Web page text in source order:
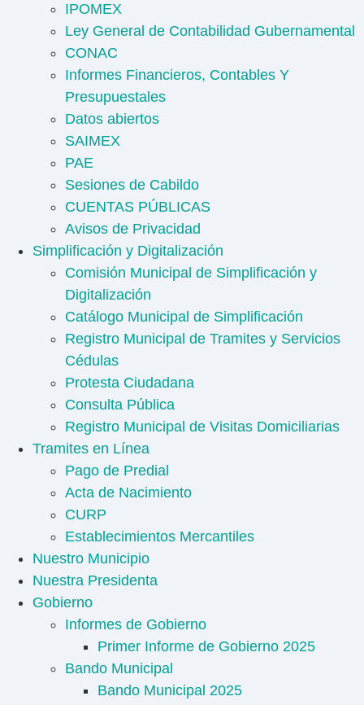
IPOMEX
Ley General de Contabilidad Gubernamental
CONAC
Informes Financieros, Contables Y
Presupuestales
Datos abiertos
SAIMEX
PAE
Sesiones de Cabildo
CUENTAS PÚBLICAS
Avisos de Privacidad
Simplificación y Digitalización
Comisión Municipal de Simplificación y
Digitalización
Catálogo Municipal de Simplificación
Registro Municipal de Tramites y Servicios
Cédulas
Protesta Ciudadana
Consulta Pública
Registro Municipal de Visitas Domiciliarias
Tramites en Línea
Pago de Predial
Acta de Nacimiento
CURP
Establecimientos Mercantiles
Nuestro Municipio
Nuestra Presidenta
Gobierno
Informes de Gobierno
Primer Informe de Gobierno 2025
Bando Municipal
Bando Municipal 2025